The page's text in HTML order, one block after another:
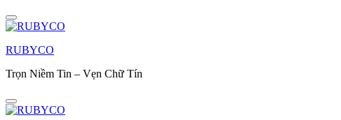
RUBYCO
Trọn Niềm Tin – Vẹn Chữ Tín